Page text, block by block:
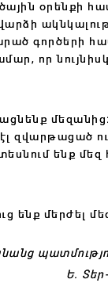
օրենքի
գործերի
որ
զվարթացած
ենք մեզ
ենք մերժել
Ե.